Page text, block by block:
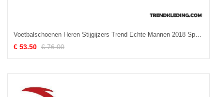
Voetbalschoenen Heren Stijgijzers Trend Echte Mannen 2018 Sport Geel
€ 53.50 € 76.00